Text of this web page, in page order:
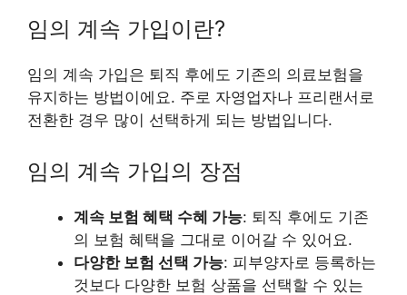
임의 계속 가입이란?
임의 계속 가입은 퇴직 후에도 기존의 의료보험을
유지하는 방법이에요. 주로 자영업자나 프리랜서로
전환한 경우 많이 선택하게 되는 방법입니다.
임의 계속 가입의 장점
계속 보험 혜택 수혜 가능: 퇴직 후에도 기존
의 보험 혜택을 그대로 이어갈 수 있어요.
다양한 보험 선택 가능: 피부양자로 등록하는
것보다 다양한 보험 상품을 선택할 수 있는